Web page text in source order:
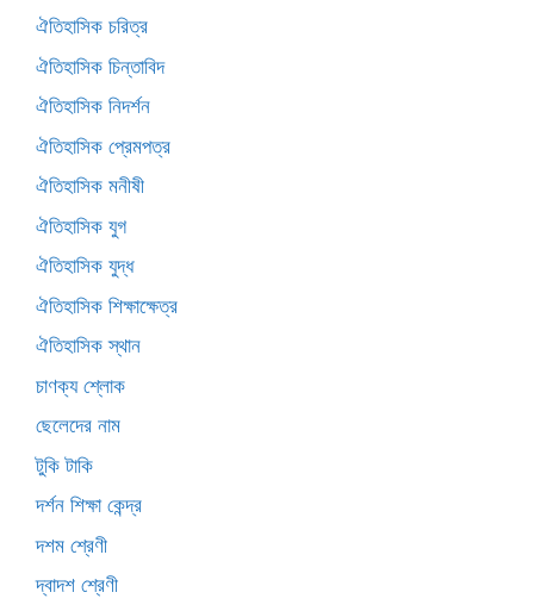
ঐতিহাসিক চরিত্র
ঐতিহাসিক চিন্তাবিদ
ঐতিহাসিক নিদর্শন
ঐতিহাসিক প্রেমপত্র
ঐতিহাসিক মনীষী
ঐতিহাসিক যুগ
ঐতিহাসিক যুদ্ধ
ঐতিহাসিক শিক্ষাক্ষেত্র
ঐতিহাসিক স্থান
চাণক্য শ্লোক
ছেলেদের নাম
টুকি টাকি
দর্শন শিক্ষা কেন্দ্র
দশম শ্রেণী
দ্বাদশ শ্রেণী